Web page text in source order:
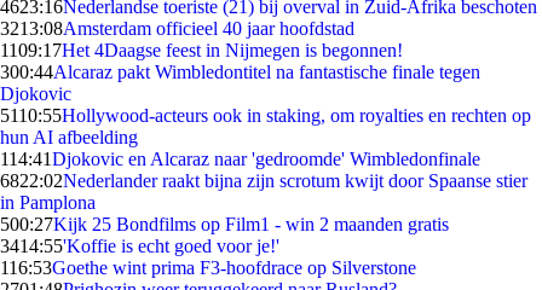
4623:16Nederlandse toeriste (21) bij overval in Zuid-Afrika beschoten
3213:08Amsterdam officieel 40 jaar hoofdstad
1109:17Het 4Daagse feest in Nijmegen is begonnen!
300:44Alcaraz pakt Wimbledontitel na fantastische finale tegen
Djokovic
5110:55Hollywood-acteurs ook in staking, om royalties en rechten op
hun AI afbeelding
114:41Djokovic en Alcaraz naar 'gedroomde' Wimbledonfinale
6822:02Nederlander raakt bijna zijn scrotum kwijt door Spaanse stier
in Pamplona
500:27Kijk 25 Bondfilms op Film1 - win 2 maanden gratis
3414:55'Koffie is echt goed voor je!'
116:53Goethe wint prima F3-hoofdrace op Silverstone